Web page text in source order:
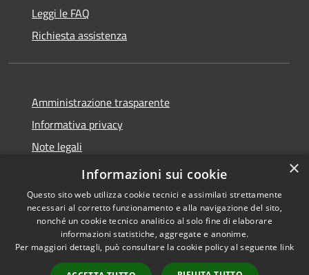
Leggi le FAQ
Richiesta assistenza
Amministrazione trasparente
Informativa privacy
Note legali
Dichiarazione di accessibilità
Accessibilità
Copyright © 2026 • Comune di
Tusa • Powered by
Municipium• Accesso
×
Informazioni sui cookie
Questo sito web utilizza cookie tecnici e assimilati strettamente
necessari al corretto funzionamento e alla navigazione del sito,
nonché un cookie tecnico analitico al solo fine di elaborare
informazioni statistiche, aggregate e anonime.
Per maggiori dettagli, può consultare la cookie policy al seguente link